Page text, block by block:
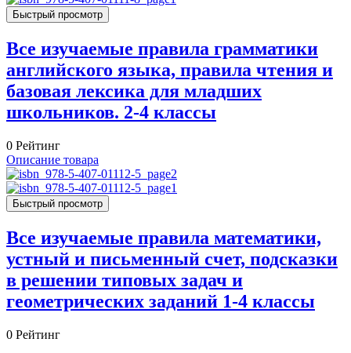
Быстрый просмотр
Все изучаемые правила грамматики
английского языка, правила чтения и
базовая лексика для младших
школьников. 2-4 классы
0 Рейтинг
Описание товара
Быстрый просмотр
Все изучаемые правила математики,
устный и письменный счет, подсказки
в решении типовых задач и
геометрических заданий 1-4 классы
0 Рейтинг